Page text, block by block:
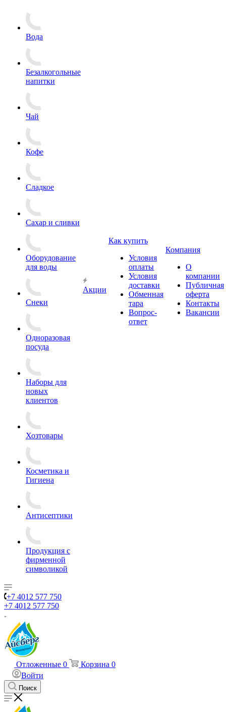
Вода
Безалкогольные
напитки
Чай
Кофе
Сладкое
Сахар и сливки
Оборудование
для воды
Снеки
Одноразовая
посуда
Наборы для
новых
клиентов
Хозтовары
Косметика и
Гигиена
Антисептики
Продукция с
фирменной
символикой
Акции
Как купить
Условия
оплаты
Условия
доставки
Обменная
тара
Вопрос-
ответ
Компания
О
компании
Публичная
оферта
Контакты
Вакансии
+7 4012 577 750
+7 4012 577 750
Отложенные 0 Корзина 0
Войти
Поиск